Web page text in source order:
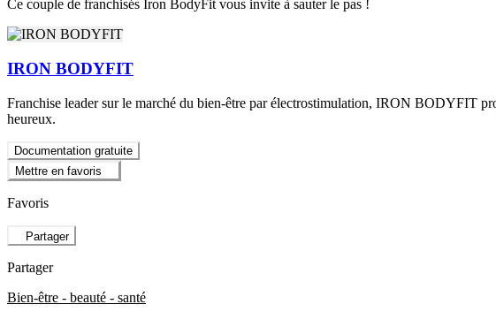
Ce couple de franchisés Iron BodyFit vous invite à sauter le pas !
IRON BODYFIT
Franchise leader sur le marché du bien-être par électrostimulation, IRON BODYFIT
heureux.
Documentation gratuite
Mettre en favoris
Favoris
Partager
Partager
Bien-être - beauté - santé